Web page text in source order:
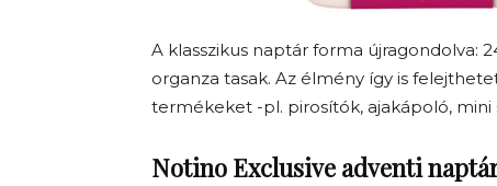
A klasszikus naptár forma újragondolva:
organza tasak. Az élmény így is
termékeket -pl. pirosítók, ajakápoló,
Notino Exclusive adventi